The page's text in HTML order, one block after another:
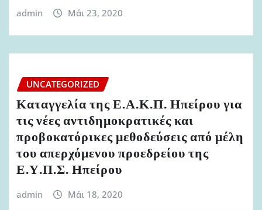
admin Μάι 23, 2020
UNCATEGORIZED
Καταγγελία της Ε.Α.Κ.Π. Ηπείρου για
τις νέες αντιδημοκρατικές και
προβοκατόρικες μεθοδεύσεις από μέλη
του απερχόμενου προεδρείου της
Ε.Υ.Π.Σ. Ηπείρου
admin Μάι 18, 2020